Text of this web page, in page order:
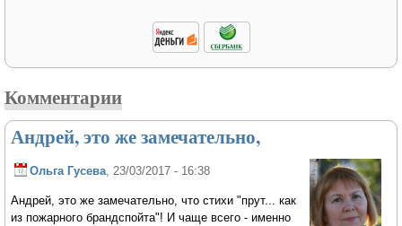
Комментарии
Андрей, это же замечательно,
Ольга Гусева , 23/03/2017 - 16:38
Андрей, это же замечательно, что стихи "прут... как
из пожарного брандспойта"! И чаще всего - именно